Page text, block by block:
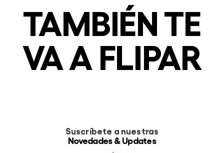
TAMBIÉN TE
VA A FLIPAR
Suscríbete a nuestras
Novedades & Updates